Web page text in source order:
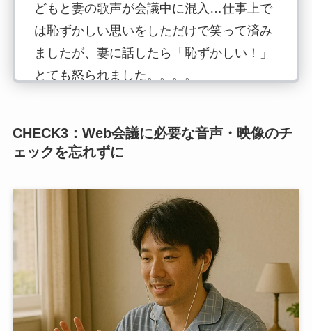
どもと妻の歌声が会議中に混入…仕事上で
は恥ずかしい思いをしただけで笑って済み
ましたが、妻に話したら「恥ずかしい！」
とても怒られました。。。。
分かる効果もあるので、同居家族のいる方
CHECK3：Web会議に必要な音声・映像のチ
ェックを忘れずに